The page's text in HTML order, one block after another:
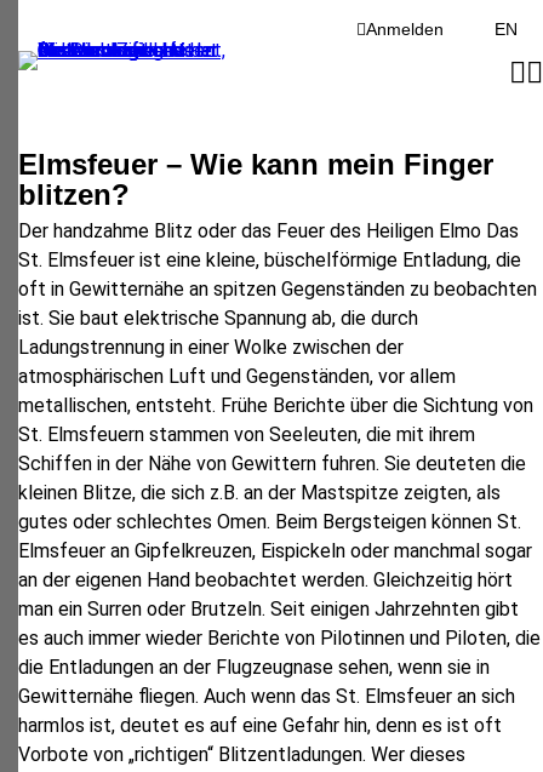
Anmelden EN
Elmsfeuer – Wie kann mein Finger
blitzen?
Der handzahme Blitz oder das Feuer des Heiligen Elmo Das
St. Elmsfeuer ist eine kleine, büschelförmige Entladung, die
oft in Gewitternähe an spitzen Gegenständen zu beobachten
ist. Sie baut elektrische Spannung ab, die durch
Ladungstrennung in einer Wolke zwischen der
atmosphärischen Luft und Gegenständen, vor allem
metallischen, entsteht. Frühe Berichte über die Sichtung von
St. Elmsfeuern stammen von Seeleuten, die mit ihrem
Schiffen in der Nähe von Gewittern fuhren. Sie deuteten die
kleinen Blitze, die sich z.B. an der Mastspitze zeigten, als
gutes oder schlechtes Omen. Beim Bergsteigen können St.
Elmsfeuer an Gipfelkreuzen, Eispickeln oder manchmal sogar
an der eigenen Hand beobachtet werden. Gleichzeitig hört
man ein Surren oder Brutzeln. Seit einigen Jahrzehnten gibt
es auch immer wieder Berichte von Pilotinnen und Piloten, die
die Entladungen an der Flugzeugnase sehen, wenn sie in
Gewitternähe fliegen. Auch wenn das St. Elmsfeuer an sich
harmlos ist, deutet es auf eine Gefahr hin, denn es ist oft
Vorbote von „richtigen“ Blitzentladungen. Wer dieses